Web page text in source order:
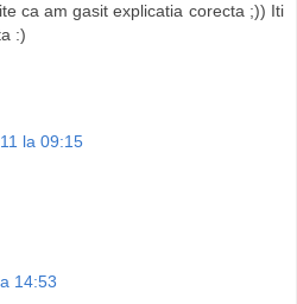
ca am gasit explicatia corecta ;)) Iti
:)
la 09:15
14:53